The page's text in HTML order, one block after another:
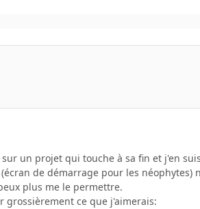
un projet qui touche à sa fin et j'en
de démarrage pour les
plus me le permettre.
grossièrement ce que j'aimerais: